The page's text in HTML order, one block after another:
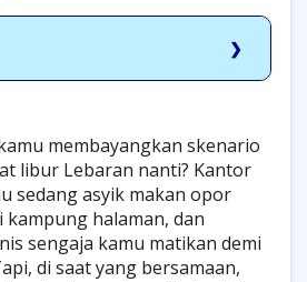
membayangkan skenario
libur Lebaran nanti? Kantor
sedang asyik makan opor
halaman, dan
sengaja kamu matikan demi
di saat yang bersamaan,